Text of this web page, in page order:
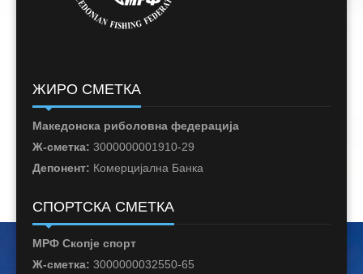
ЖИРО СМЕТКА
Македонска риболовна федерација
Ж-сметка: 3000000001910-29
Депонент: Комерцијална Банка
СПОРТСКА СМЕТКА
МРФ Скопје спорт
Ж-сметка: 3000000032550-65